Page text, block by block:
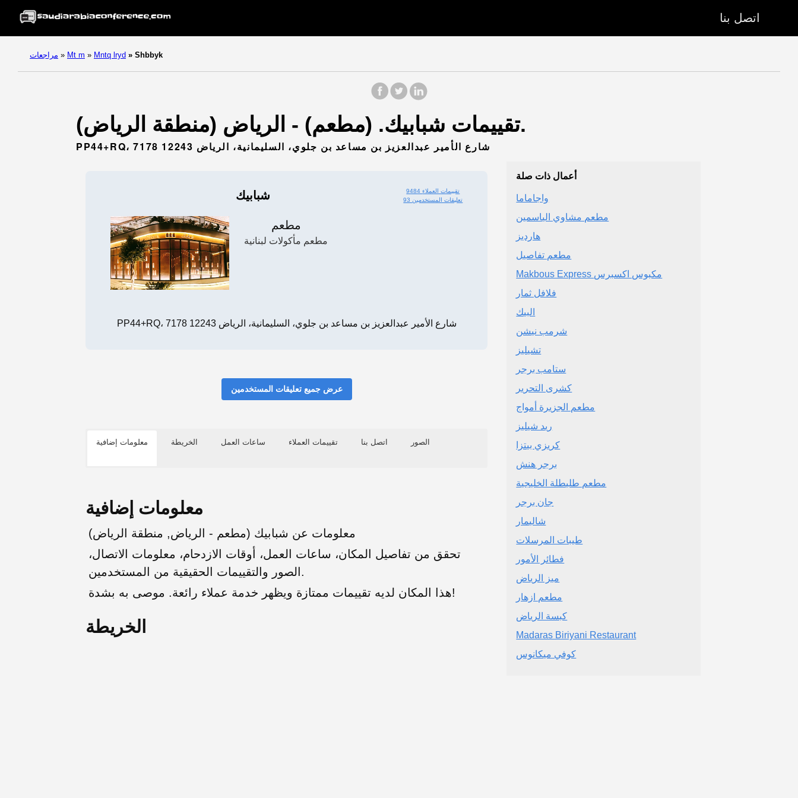
اتصل بنا
مراجعات » Mt m » Mntq lryd » Shbbyk
تقييمات شبابيك. (مطعم) - الرياض (منطقة الرياض).
PP44+RQ، 7178 شارع الأمير عبدالعزيز بن مساعد بن جلوي، السليمانية، الرياض 12243
شبابيك
9484 تقييمات العملاء
93 تعليقات المستخدمين
مطعم
مطعم مأكولات لبنانية
PP44+RQ، 7178 شارع الأمير عبدالعزيز بن مساعد بن جلوي، السليمانية، الرياض 12243
عرض جميع تعليقات المستخدمين
معلومات إضافية الخريطة ساعات العمل تقييمات العملاء اتصل بنا الصور
معلومات إضافية
معلومات عن شبابيك (مطعم - الرياض, منطقة الرياض)
تحقق من تفاصيل المكان، ساعات العمل، أوقات الازدحام، معلومات الاتصال،
الصور والتقييمات الحقيقية من المستخدمين.
هذا المكان لديه تقييمات ممتازة ويظهر خدمة عملاء رائعة. موصى به بشدة!
الخريطة
أعمال ذات صلة
واجاماما
مطعم مشاوي الياسمين
هارديز
مطعم تفاصيل
Makbous Express مكبوس اكسبرس
فلافل ثمار
البيك
تشيليز
ستامب برجر
كشرى التحرير
مطعم الجزيرة أمواج
ريد شيليز
كريزي بيتزا
برجر هنش
مطعم طليطلة الخليجية
جان برجر
شاليمار
طيبات المرسلات
فطائر الأمور
ميز الرياض
مطعم ازهار
كبسة الرياض
Madaras Biriyani Restaurant
كوفي ميكانوس